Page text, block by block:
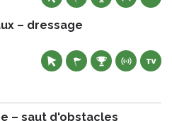
– dressage
– saut d'obstacles